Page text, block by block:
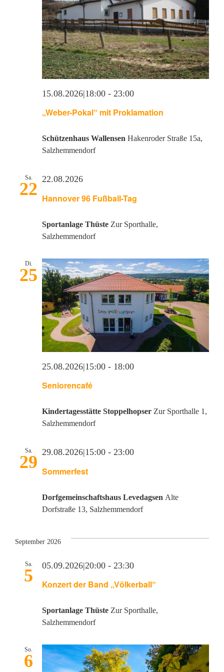
Dorfladen Wallensen & Umgebung
Wirtschaft
Engagiertes Land
Veranstaltungen
Interner Bereich
„Weber-Pokal“ mit Proklamation
15.08.2026|18:00 - 23:00
Schützenhaus Wallensen Hakenroder Straße 15a,
Salzhemmendorf
Sa.
22 Hannover 96 Fußball-Tag
22.08.2026
Sportanlage Thüste Zur Sporthalle,
Salzhemmendorf
Di.
25
Seniorencafé
25.08.2026|15:00 - 18:00
Kindertagesstätte Stoppelhopser Zur Sporthalle 1,
Salzhemmendorf
Sa.
29 Sommerfest
29.08.2026|15:00 - 23:00
Dorfgemeinschaftshaus Levedagsen Alte
Dorfstraße 13, Salzhemmendorf
September 2026
Sa.
5 Konzert der Band „Völkerball“
05.09.2026|20:00 - 23:30
Sportanlage Thüste Zur Sporthalle,
Salzhemmendorf
So.
6